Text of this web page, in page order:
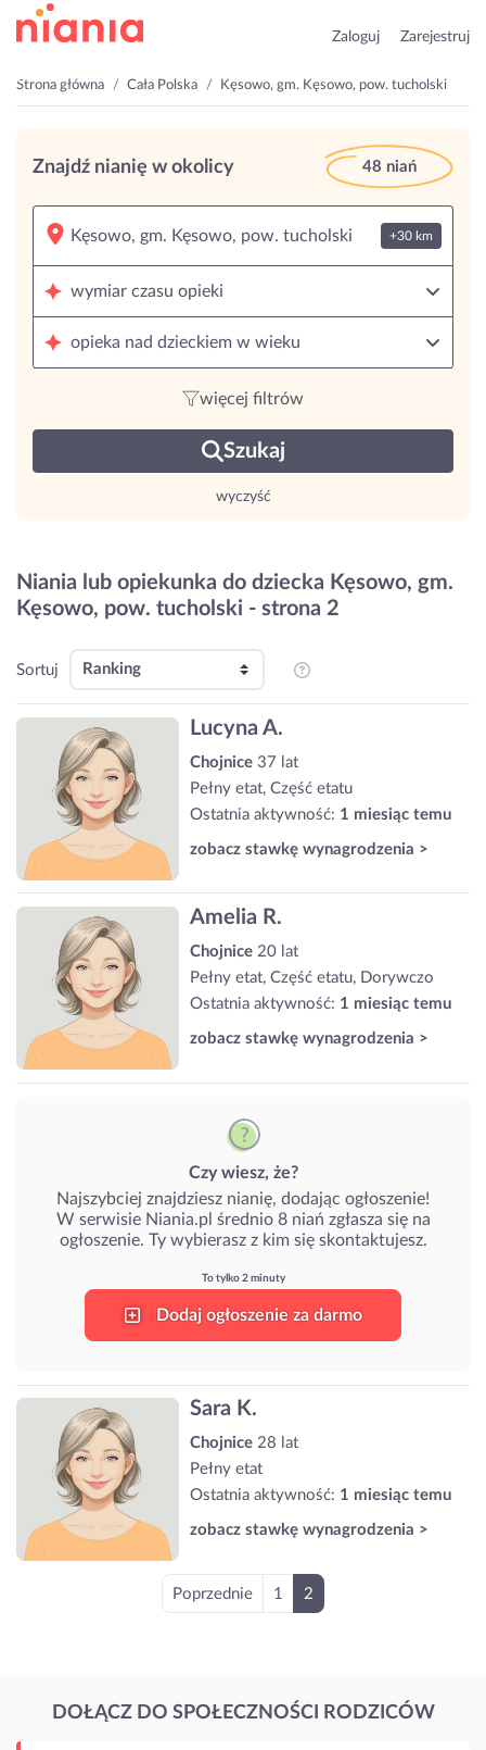
Zaloguj Zarejestruj
Strona główna Cała Polska Kęsowo, gm. Kęsowo, pow. tucholski
Znajdź nianię w okolicy 48 niań
+30 km
wymiar czasu opieki
opieka nad dzieckiem w wieku
więcej filtrów
Szukaj
wyczyść
Niania lub opiekunka do dziecka Kęsowo, gm.
Kęsowo, pow. tucholski - strona 2
Sortuj
Lucyna A.
Chojnice 37 lat
Pełny etat, Część etatu
Ostatnia aktywność: 1 miesiąc temu
zobacz stawkę wynagrodzenia >
Amelia R.
Chojnice 20 lat
Pełny etat, Część etatu, Dorywczo
Ostatnia aktywność: 1 miesiąc temu
zobacz stawkę wynagrodzenia >
Czy wiesz, że?
Najszybciej znajdziesz nianię, dodając ogłoszenie!
W serwisie Niania.pl średnio 8 niań zgłasza się na
ogłoszenie. Ty wybierasz z kim się skontaktujesz.
To tylko 2 minuty
Dodaj ogłoszenie za darmo
Sara K.
Chojnice 28 lat
Pełny etat
Ostatnia aktywność: 1 miesiąc temu
zobacz stawkę wynagrodzenia >
Poprzednie 1 2
DOŁĄCZ DO SPOŁECZNOŚCI RODZICÓW